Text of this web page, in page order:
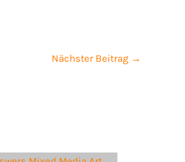
Nächster Beitrag →